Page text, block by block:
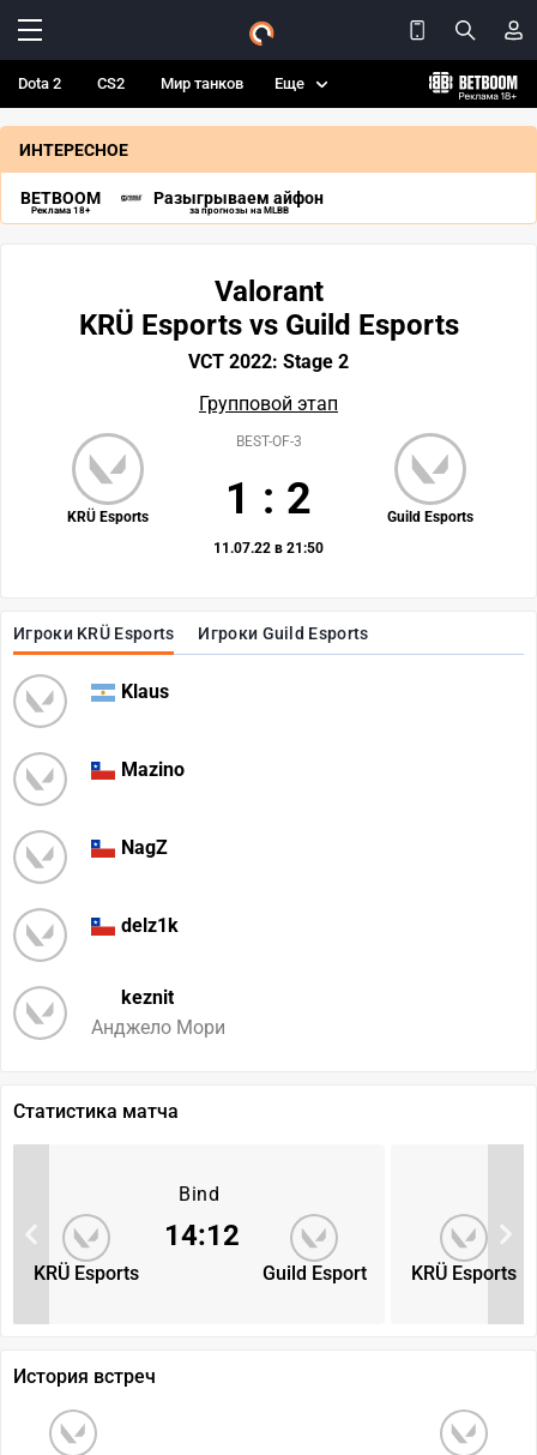
Dota 2 CS2 Мир танков Еще
ИНТЕРЕСНОЕ
BETBOOM
Реклама 18+
Разыгрываем айфон
за прогнозы на MLBB
Игроки KRÜ Esports Игроки Guild Esports
Klaus
Mazino
NagZ
delz1k
keznit
Анджело Мори
Valorant
KRÜ Esports vs Guild Esports
VCT 2022: Stage 2
Групповой этап
KRÜ Esports Guild Esports
BEST-OF-3
1 : 2
11.07.22 в 21:50
Статистика матча
Bind
KRÜ Esports Guild Esport
14:12
KRÜ Esports
История встреч